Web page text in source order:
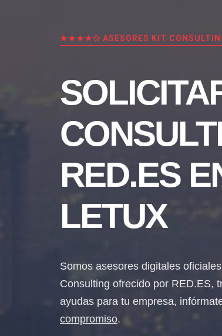
★★★★✩ ASESORES KIT
RED.ES
LETUX
Somos asesores digitales
Consulting ofrecido por RED.ES,
ayudas para tu empresa,
compromiso.